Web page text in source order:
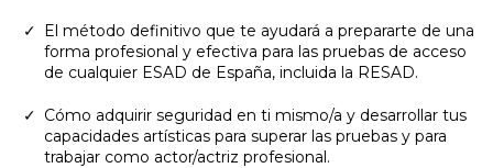
El método definitivo que te ayudará a prepararte de una
forma profesional y efectiva para las pruebas de acceso
de cualquier ESAD de España, incluida la RESAD.
Cómo adquirir seguridad en ti mismo/a y desarrollar tus
capacidades artísticas para superar las pruebas y para
trabajar como actor/actriz profesional.